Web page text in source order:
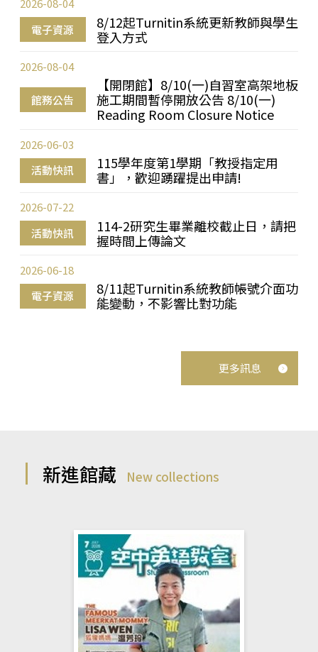
電子資源
8/12起Turnitin系統更新教師與學生
登入方式
2026-08-04
館務公告
【開閉館】8/10(一)自習室高架地板
施工期間暫停開放公告 8/10(一)
Reading Room Closure Notice
2026-08-04
活動快訊
115學年度第1學期「教授指定用
書」，歡迎踴躍提出申請!
2026-06-03
活動快訊
114-2研究生畢業離校截止日，請把
握時間上傳論文
2026-07-22
電子資源
8/11起Turnitin系統教師帳號介面功
能變動，不影響比對功能
2026-06-18
更多訊息
新進館藏 New collections